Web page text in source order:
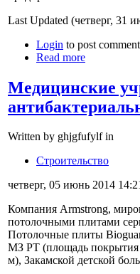
Last Updated (четверг, 31
Login to post
Read more
Медицинские
Written by ghjgfufylf in
Строительство
четверг, 05 июнь 2014
Компания Armstrong,
потолочными плитами
Потолочные плиты
МЗ РТ (площадь покрытия
м), Закамской детской